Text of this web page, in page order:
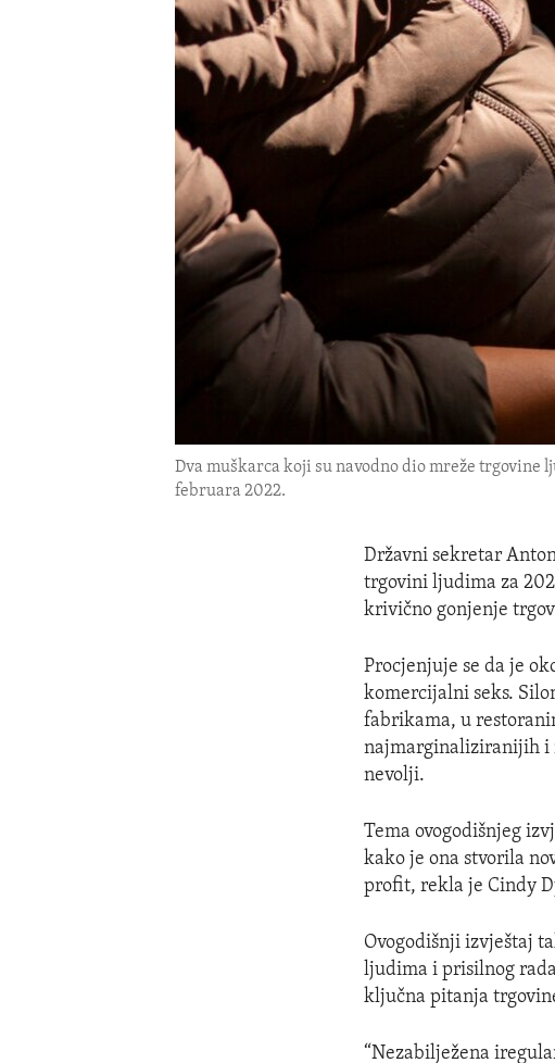
IDEALS AND INSTITUTIONS
Dva muškarca koji su navodno dio mreže trgovine
februara 2022.
Državni sekretar
trgovini ljudima za
krivično gonjenje
Procjenjuje se da je
komercijalni seks.
fabrikama, u
najmarginaliziranijih i
nevolji.
Tema ovogodišnjeg
kako je ona stvorila
profit, rekla je Cindy
Ovogodišnji izvještaj
ljudima i prisilnog
ključna pitanja
“Nezabilježena